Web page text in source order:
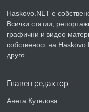
ПРЕДЛАГА
Haskovo.NET е
Всички статии,
графични и видео
собственост на
друго.
Главен редактор
Анета Кутелова